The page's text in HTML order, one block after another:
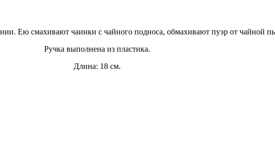
Ею смахивают чаинки с чайного подноса, обмахивают пуэр от чайной
Ручка выполнена из пластика.
Длина: 18 см.